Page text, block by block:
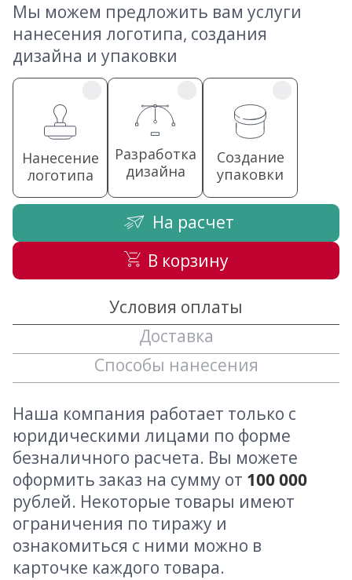
Мы можем предложить вам услуги
нанесения логотипа, создания
дизайна и упаковки
Нанесение
логотипа
Разработка
дизайна
Создание
упаковки
На расчет
В корзину
Условия оплаты
Доставка
Способы нанесения
Наша компания работает только с
юридическими лицами по форме
безналичного расчета. Вы можете
оформить заказ на сумму от 100 000
рублей. Некоторые товары имеют
ограничения по тиражу и
ознакомиться с ними можно в
карточке каждого товара.